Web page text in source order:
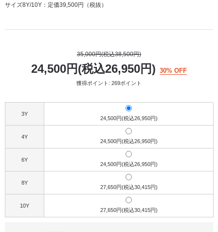
サイズ8Y/10Y：定価39,500円（税抜）
35,000円(税込38,500円)
24,500円(税込26,950円) 30% OFF
獲得ポイント: 269ポイント
3Y
24,500円(税込26,950円)
4Y
24,500円(税込26,950円)
6Y
24,500円(税込26,950円)
8Y
27,650円(税込30,415円)
10Y
27,650円(税込30,415円)